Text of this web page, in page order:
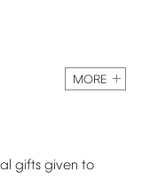
MORE
gifts given to